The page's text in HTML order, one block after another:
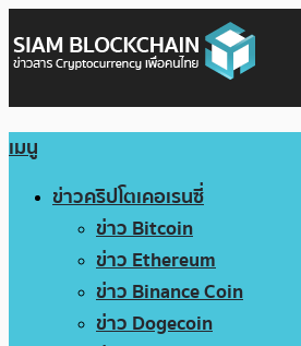
เมนู
ข่าวคริปโตเคอเรนซี่
ข่าว Bitcoin
ข่าว Ethereum
ข่าว Binance Coin
ข่าว Dogecoin